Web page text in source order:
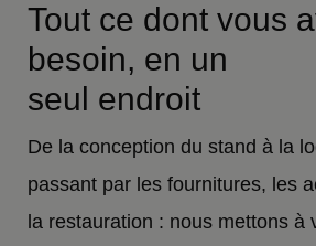
Tout ce dont vous
besoin, en un
seul endroit
De la conception du stand à la
passant par les fournitures, les
la restauration : nous mettons à